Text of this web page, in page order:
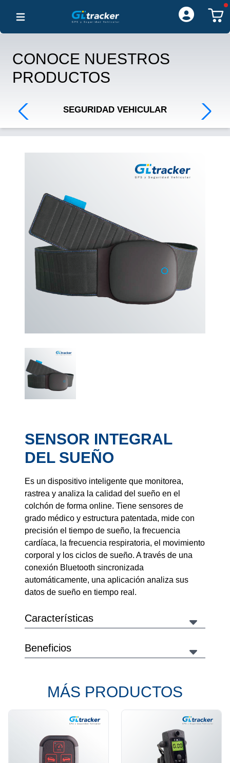
Open main menu
CONOCE NUESTROS
PRODUCTOS
SEGURIDAD VEHICULAR
SENSOR INTEGRAL
DEL SUEÑO
Es un dispositivo inteligente que monitorea,
rastrea y analiza la calidad del sueño en el
colchón de forma online. Tiene sensores de
grado médico y estructura patentada, mide con
precisión el tiempo de sueño, la frecuencia
cardíaca, la frecuencia respiratoria, el movimiento
corporal y los ciclos de sueño. A través de una
conexión Bluetooth sincronizada
automáticamente, una aplicación analiza sus
datos de sueño en tiempo real.
Características
Beneficios
MÁS PRODUCTOS